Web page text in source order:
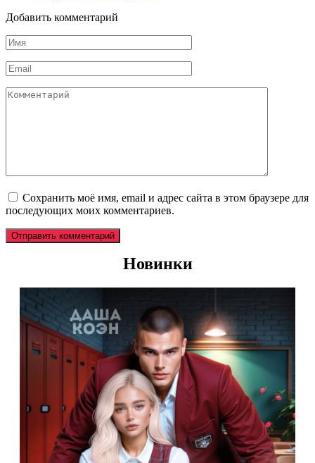
Добавить комментарий
Имя
*
Email
*
Комментарий
Сохранить моё имя, email и адрес сайта в этом браузере для
последующих моих комментариев.
Новинки